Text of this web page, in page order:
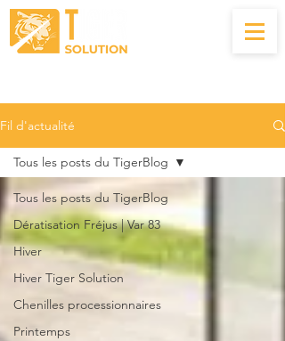
Fil d'actualité
Tous les posts du TigerBlog
Dératisation Fréjus | Var 83
Hiver
Hiver Tiger Solution
Chenilles processionnaires
Printemps
Tous les posts du TigerBlog